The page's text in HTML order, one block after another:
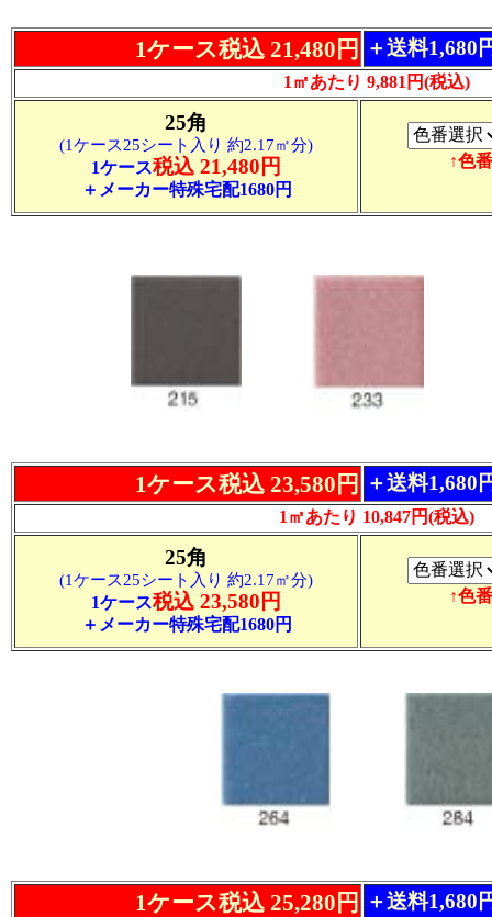
1ケース税込 21,480円 ＋送料1,680
1㎡あたり 9,881円(税込)
25角
(1ケース25シート入り 約2.17㎡分)
1ケース税込 21,480円
＋メーカー特殊宅配1680円
↑色
1ケース税込 23,580円 ＋送料1,680
1㎡あたり 10,847円(税込)
25角
(1ケース25シート入り 約2.17㎡分)
1ケース税込 23,580円
＋メーカー特殊宅配1680円
↑色
1ケース税込 25,280円 ＋送料1,680